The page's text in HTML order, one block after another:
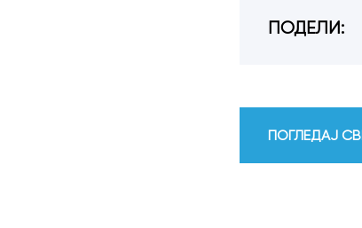
ПОДЕЛИ:
ПОГЛЕДАЈ